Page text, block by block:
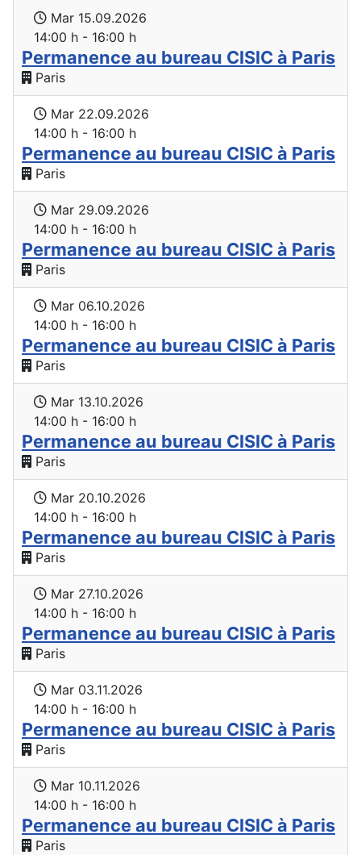
Mar 15.09.2026
14:00 h - 16:00 h
Permanence au bureau CISIC à Paris
Paris
Mar 22.09.2026
14:00 h - 16:00 h
Permanence au bureau CISIC à Paris
Paris
Mar 29.09.2026
14:00 h - 16:00 h
Permanence au bureau CISIC à Paris
Paris
Mar 06.10.2026
14:00 h - 16:00 h
Permanence au bureau CISIC à Paris
Paris
Mar 13.10.2026
14:00 h - 16:00 h
Permanence au bureau CISIC à Paris
Paris
Mar 20.10.2026
14:00 h - 16:00 h
Permanence au bureau CISIC à Paris
Paris
Mar 27.10.2026
14:00 h - 16:00 h
Permanence au bureau CISIC à Paris
Paris
Mar 03.11.2026
14:00 h - 16:00 h
Permanence au bureau CISIC à Paris
Paris
Mar 10.11.2026
14:00 h - 16:00 h
Permanence au bureau CISIC à Paris
Paris